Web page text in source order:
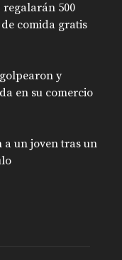
regalarán 500
comida gratis
y
en su comercio
a un joven tras un